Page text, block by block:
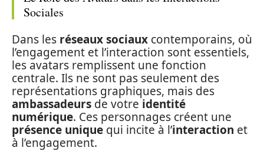
Sociales
Dans les réseaux sociaux contemporains, où
l’engagement et l’interaction sont essentiels,
les avatars remplissent une fonction
centrale. Ils ne sont pas seulement des
représentations graphiques, mais des
ambassadeurs de votre identité
numérique. Ces personnages créent une
présence unique qui incite à l’interaction et
à l’engagement.